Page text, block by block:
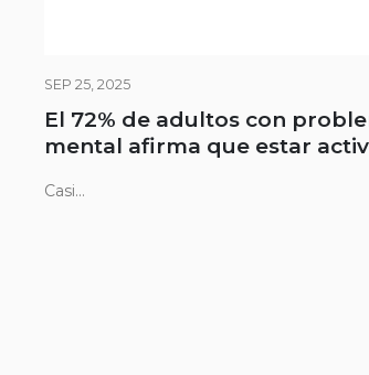
SEP 25, 2025
El 72% de adultos con
mental afirma que estar
Casi...